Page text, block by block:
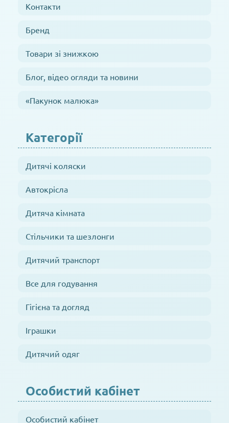
Контакти
Бренд
Товари зі знижкою
Блог, відео огляди та новини
«Пакунок малюка»
Категорії
Дитячі коляски
Автокрісла
Дитяча кімната
Стільчики та шезлонги
Дитячий транспорт
Все для годування
Гігієна та догляд
Іграшки
Дитячий одяг
Особистий кабінет
Особистий кабінет